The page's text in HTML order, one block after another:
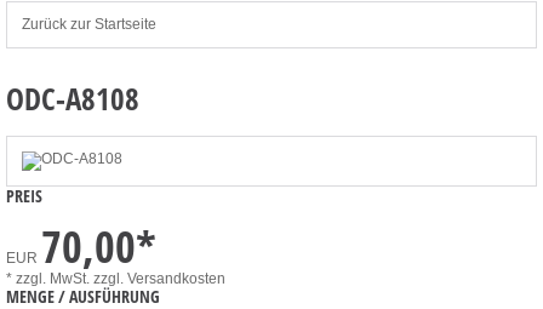
Zurück zur Startseite
ODC-A8108
PREIS
EUR 70,00*
* zzgl. MwSt. zzgl. Versandkosten
MENGE / AUSFÜHRUNG